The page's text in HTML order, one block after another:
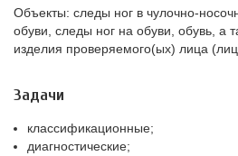
Объекты: следы ног в чулочно-
обуви, следы ног на обуви, обувь, а
изделия проверяемого(ых) лица
Задачи
классификационные;
диагностические;